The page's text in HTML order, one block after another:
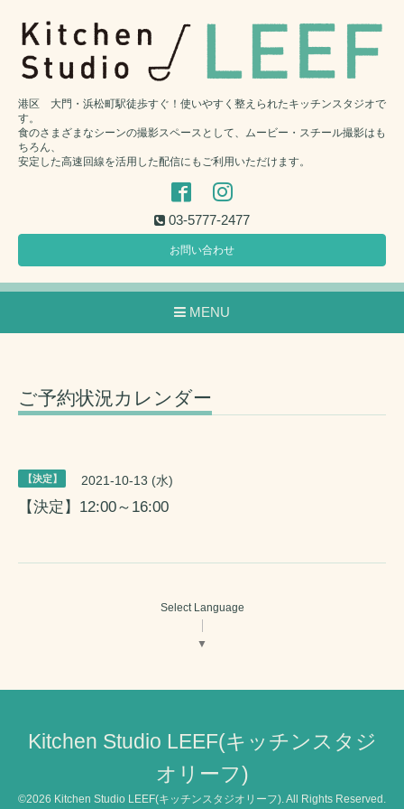
港区 大門・浜松町駅徒歩すぐ！使いやすく整えられたキッチンスタジオで
す。
食のさまざまなシーンの撮影スペースとして、ムービー・スチール撮影はも
ちろん、
安定した高速回線を活用した配信にもご利用いただけます。
03-5777-2477
お問い合わせ
MENU
ご予約状況カレンダー
【決定】 2021-10-13 (水)
【決定】12:00～16:00
Select Language
▼
Kitchen Studio LEEF(キッチンスタジ
オリーフ)
©2026 Kitchen Studio LEEF(キッチンスタジオリーフ) . All Rights Reserved.